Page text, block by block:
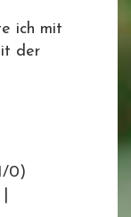
ich mit
der
0)